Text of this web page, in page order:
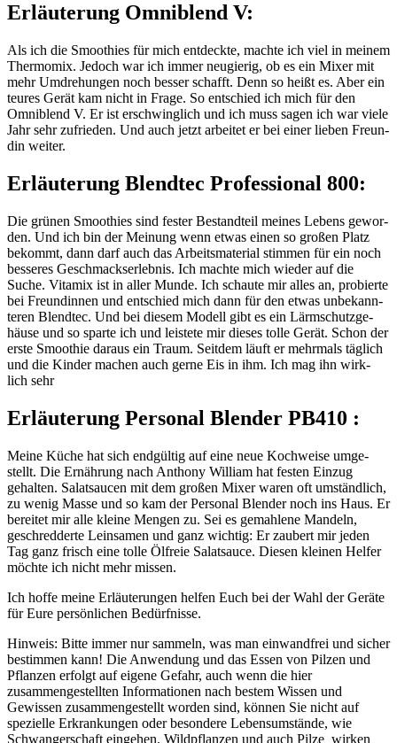
Erläuterung Omniblend V:
Als ich die Smoothies für mich ent­deck­te, mach­te ich viel in mei­nem
Ther­mo­mix. Jedoch war ich immer neu­gie­rig, ob es ein Mixer mit
mehr Umdre­hun­gen noch bes­ser schafft. Denn so heißt es. Aber ein
teu­res Gerät kam nicht in Fra­ge. So ent­schied ich mich für den
Omni­blend V. Er ist erschwing­lich und ich muss sagen ich war vie­le
Jahr sehr zufrie­den. Und auch jetzt arbei­tet er bei einer lie­ben Freun­
din weiter.
Erläuterung Blendtec Professional 800:
Die grü­nen Smoothies sind fes­ter Bestand­teil mei­nes Lebens gewor­
den. Und ich bin der Mei­nung wenn etwas einen so gro­ßen Platz
bekommt, dann darf auch das Arbeits­ma­te­ri­al stim­men für ein noch
bes­se­res Geschmacks­er­leb­nis. Ich mach­te mich wie­der auf die
Suche. Vit­amix ist in aller Mun­de. Ich schau­te mir alles an, pro­bier­te
bei Freun­din­nen und ent­schied mich dann für den etwas unbe­kann­
te­ren Blend­tec. Und bei die­sem Modell gibt es ein Lärm­schutz­ge­
häu­se und so spar­te ich und leis­te­te mir die­ses tol­le Gerät. Schon der
ers­te Smoothie dar­aus ein Traum. Seit­dem läuft er mehr­mals täg­lich
und die Kin­der machen auch ger­ne Eis in ihm. Ich mag ihn wirk­
lich sehr
Erläuterung Personal Blender PB410 :
Mei­ne Küche hat sich end­gül­tig auf eine neue Koch­wei­se umge­
stellt. Die Ernäh­rung nach Antho­ny Wil­liam hat fes­ten Ein­zug
gehal­ten. Salat­saucen mit dem gro­ßen Mixer waren oft umständ­lich,
zu wenig Mas­se und so kam der Per­so­nal Blen­der noch ins Haus. Er
berei­tet mir alle klei­ne Men­gen zu. Sei es gemah­le­ne Man­deln,
geschred­der­te Lein­sa­men und ganz wich­tig: Er zau­bert mir jeden
Tag ganz frisch eine tol­le Ölfreie Salat­sauce. Die­sen klei­nen Hel­fer
möch­te ich nicht mehr missen.
Ich hof­fe mei­ne Erläu­te­run­gen hel­fen Euch bei der Wahl der Gerä­te
für Eure per­sön­li­chen Bedürfnisse.
Hinweis: Bitte immer nur sammeln, was man einwandfrei und sicher
bestimmen kann! Die Anwendung und das Essen von Pilzen und
Pflanzen erfolgt auf eigene Gefahr, auch wenn die hier
zusammengestellten Informationen nach bestem Wissen und
Gewissen zusammengestellt worden sind, können Sie nicht auf
spezielle Erkrankungen oder besondere Lebensumstände, wie
Schwangerschaft eingehen. Wildpflanzen und auch Pilze wirken